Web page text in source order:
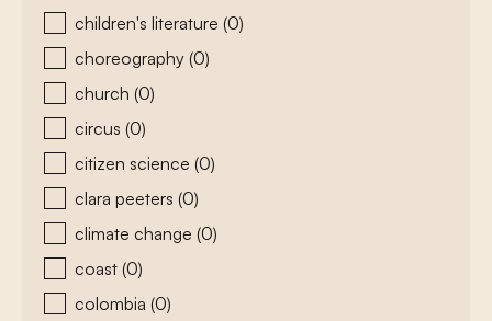
children's literature (0)
choreography (0)
church (0)
circus (0)
citizen science (0)
clara peeters (0)
climate change (0)
coast (0)
colombia (0)